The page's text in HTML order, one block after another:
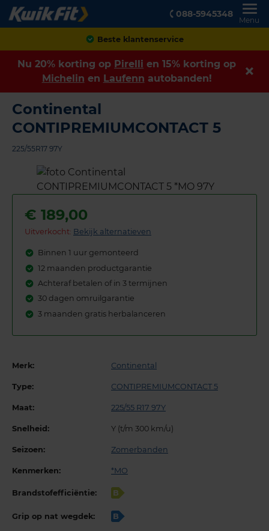
088-5945348
Menu
Beste klantenservice
Nu 20% korting op Pirelli en 15% korting op
Michelin en Laufenn autobanden!
Continental
CONTIPREMIUMCONTACT 5
225/55R17 97Y
€ 189,00
Uitverkocht: Bekijk alternatieven
Binnen 1 uur gemonteerd
12 maanden productgarantie
Achteraf betalen of in 3 termijnen
30 dagen omruilgarantie
3 maanden gratis herbalanceren
Merk: Continental
Type: CONTIPREMIUMCONTACT 5
Maat: 225/55 R17 97Y
Snelheid: Y (t/m 300 km/u)
Seizoen: Zomerbanden
Kenmerken: *MO
Brandstofefficiëntie: B
Grip op nat wegdek: B